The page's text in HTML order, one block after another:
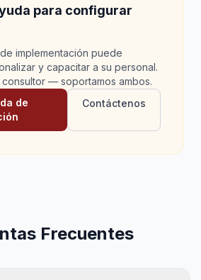
para configurar
implementación puede
y capacitar a su personal.
— soportamos ambos.
de
Contáctenos
Frecuentes